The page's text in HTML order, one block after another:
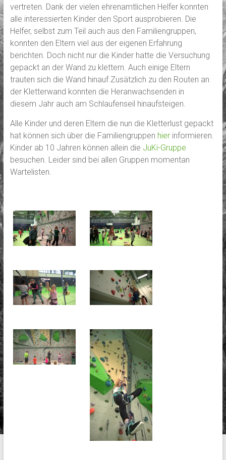
vertreten. Dank der vielen ehrenamtlichen Helfer konnten
alle interessierten Kinder den Sport ausprobieren. Die
Helfer, selbst zum Teil auch aus den Familiengruppen,
konnten den Eltern viel aus der eigenen Erfahrung
berichten. Doch nicht nur die Kinder hatte die Versuchung
gepackt an der Wand zu klettern. Auch einige Eltern
trauten sich die Wand hinauf.Zusätzlich zu den Routen an
der Kletterwand konnten die Heranwachsenden in
diesem Jahr auch am Schlaufenseil hinaufsteigen.
Alle Kinder und deren Eltern die nun die Kletterlust gepackt
hat können sich über die Familiengruppen hier informieren.
Kinder ab 10 Jahren können allein die JuKi-Gruppe
besuchen. Leider sind bei allen Gruppen momentan
Wartelisten.